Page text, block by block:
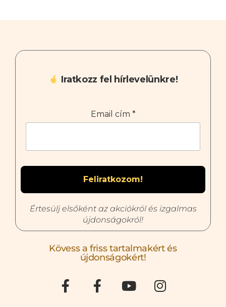
Iratkozz fel hírlevelünkre!
Email cím *
Értesülj elsőként az akciókról és izgalmas
újdonságokról!
Kövess a friss tartalmakért és
újdonságokért!